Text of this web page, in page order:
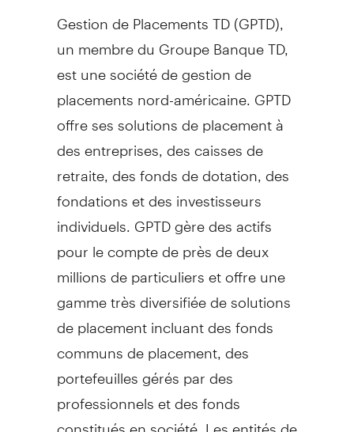
Gestion de Placements TD (GPTD),
un membre du Groupe Banque TD,
est une société de gestion de
placements nord-américaine. GPTD
offre ses solutions de placement à
des entreprises, des caisses de
retraite, des fonds de dotation, des
fondations et des investisseurs
individuels. GPTD gère des actifs
pour le compte de près de deux
millions de particuliers et offre une
gamme très diversifiée de solutions
de placement incluant des fonds
communs de placement, des
portefeuilles gérés par des
professionnels et des fonds
constitués en société. Les entités de